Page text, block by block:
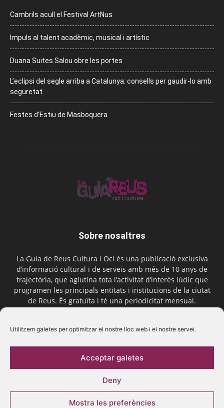
Utilitzem galetes per optimitzar el nostre lloc web i el nostre servei.
Acceptar galetes
Deny
Mostra les preferències
Cambrils acull el Festival ArtNus
Impuls al talent acadèmic, musical i artístic
Duana Suites Salou obre les portes
L’eclipsi del segle arriba a Catalunya: consells per gaudir-lo amb
seguretat
Festes d’Estiu de Masboquera
Sobre nosaltres
La Guia de Reus Cultura i Oci és una publicació exclusiva
d’informació cultural i de serveis amb més de 10 anys de
trajectòria, que aglutina tota l’activitat d’interès lúdic que
programen les principals entitats i institucions de la ciutat
de Reus. És gratuïta i té una periodicitat mensual.
Segueix-nos